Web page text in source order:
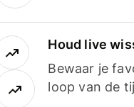
Houd live
Bewaar je
loop van de